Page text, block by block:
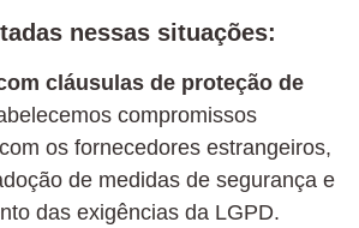
nessas situações:
cláusulas de proteção de
compromissos
os fornecedores estrangeiros,
de medidas de segurança e
das exigências da LGPD.